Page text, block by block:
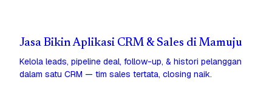
Jasa Bikin Aplikasi CRM & Sales di Mamuju
Kelola leads, pipeline deal, follow-up, & histori pelanggan
dalam satu CRM — tim sales tertata, closing naik.